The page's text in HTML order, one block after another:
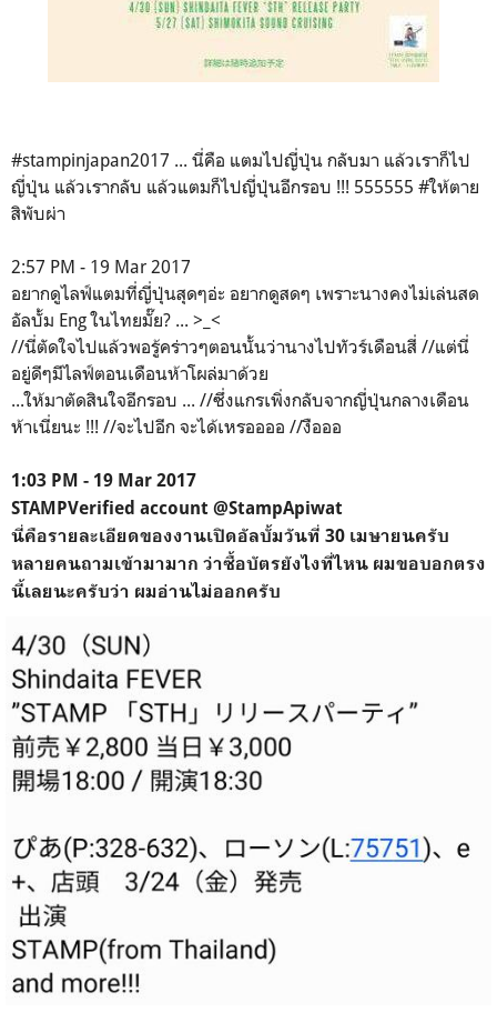
#stampinjapan2017 ... นี่คือ แตมไปญี่ปุ่น กลับมา แล้วเราก็ไป
ญี่ปุ่น แล้วเรากลับ แล้วแตมก็ไปญี่ปุ่นอีกรอบ !!! 555555 #ให้ตาย
สิพับผ่า
2:57 PM - 19 Mar 2017
อยากดูไลฟ์แตมที่ญี่ปุ่นสุดๆอ่ะ อยากดูสดๆ เพราะนางคงไม่เล่นสด
อัลบั้ม Eng ในไทยมั๊ย? ... >_<
//นี่ตัดใจไปแล้วพอรู้คร่าวๆตอนนั้นว่านางไปทัวร์เดือนสี่ //แต่นี่
อยู่ดีๆมีไลฟ์ตอนเดือนห้าโผล่มาด้วย
...ให้มาตัดสินใจอีกรอบ ... //ซึ่งแกรเพิ่งกลับจากญี่ปุ่นกลางเดือน
ห้าเนี่ยนะ !!! //จะไปอีก จะได้เหรออออ //งือออ
1:03 PM - 19 Mar 2017
STAMP‏Verified account @StampApiwat
นี่คือรายละเอียดของงานเปิดอัลบั้มวันที่ 30 เมษายนครับ
หลายคนถามเข้ามามาก ว่าซื้อบัตรยังไงที่ไหน ผมขอบอกตรง
นี้เลยนะครับว่า ผมอ่านไม่ออกครับ